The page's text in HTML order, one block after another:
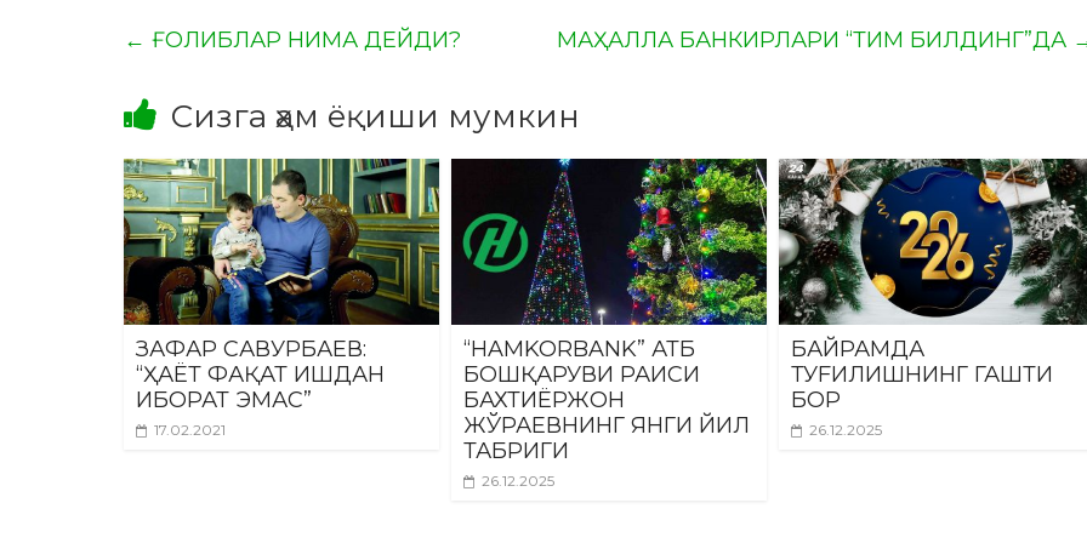
← ҒОЛИБЛАР НИМА ДЕЙДИ? МАҲАЛЛА БАНКИРЛАРИ “ТИМ БИЛДИНГ”ДА
Сизга ҳам ёқиши мумкин
ЗАФАР САВУРБАЕВ:
“ҲАЁТ ФАҚАТ ИШДАН
ИБОРАТ ЭМАС”
17.02.2021
“HAMKORBANK” АТБ
БОШҚАРУВИ РАИСИ
БАХТИЁРЖОН
ЖЎРАЕВНИНГ ЯНГИ ЙИЛ
ТАБРИГИ
26.12.2025
БАЙРАМДА
ТУFИЛИШНИНГ ГАШТИ
БОР
26.12.2025